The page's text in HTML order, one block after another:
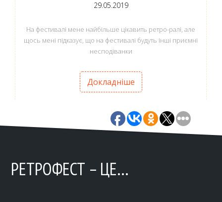
29.05.2019
На фестивалі мене найбільше цікавить ретро-ралі, але
щось мені підказує, що на фестивалі будуть інші приємні
несподіванки
Докладніше
РЕТРОФЕСТ – ЦЕ…